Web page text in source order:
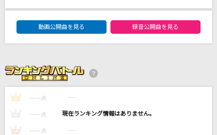
口移しのチョコレート
もっと見る
DAM★ともボーカルエントリーランキング
動画公開曲を見る
録音公開曲を見る
1 ---- 点 ----
---- 点 ----
3 ---- 点 ----